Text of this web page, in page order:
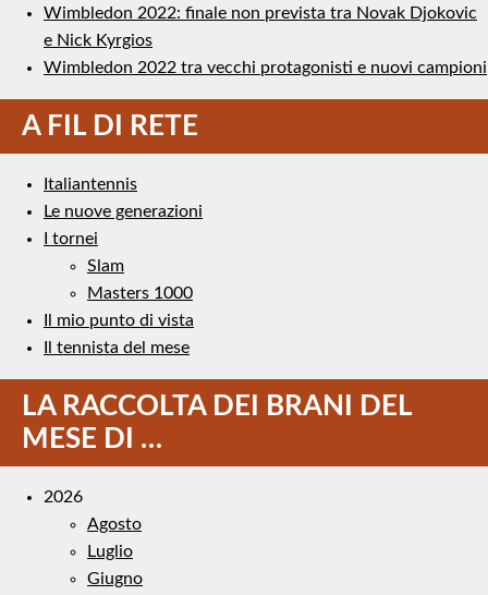
Wimbledon 2022: finale non prevista tra Novak Djokovic
e Nick Kyrgios
Wimbledon 2022 tra vecchi protagonisti e nuovi campioni
A FIL DI RETE
Italiantennis
Le nuove generazioni
I tornei
Slam
Masters 1000
Il mio punto di vista
Il tennista del mese
LA RACCOLTA DEI BRANI DEL
MESE DI …
2026
Agosto
Luglio
Giugno